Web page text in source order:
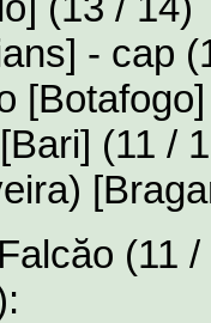
- cap
(11 /
(11 /